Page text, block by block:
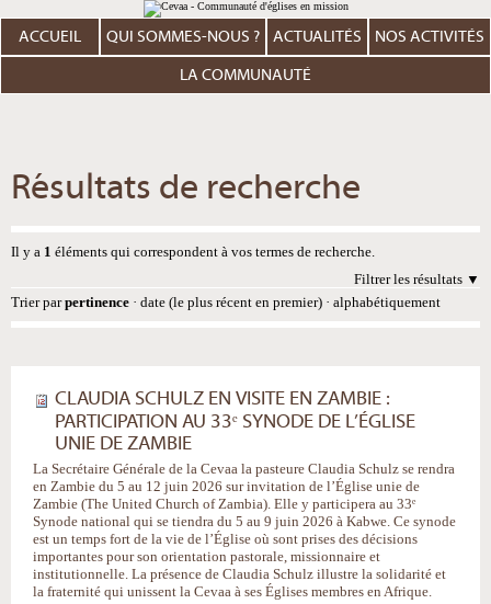
au
contenu.
Aller
personnels
ACCUEIL QUI SOMMES-NOUS ? ACTUALITÉS NOS ACTIVITÉS
LA COMMUNAUTÉ
Résultats de recherche
Il y a 1 éléments qui correspondent à vos termes de recherche.
Filtrer les résultats
Trier par pertinence · date (le plus récent en premier) · alphabétiquement
CLAUDIA SCHULZ EN VISITE EN ZAMBIE :
PARTICIPATION AU 33ᵉ SYNODE DE L’ÉGLISE
UNIE DE ZAMBIE
La Secrétaire Générale de la Cevaa la pasteure Claudia Schulz se rendra
en Zambie du 5 au 12 juin 2026 sur invitation de l’Église unie de
Zambie (The United Church of Zambia). Elle y participera au 33ᵉ
Synode national qui se tiendra du 5 au 9 juin 2026 à Kabwe. Ce synode
est un temps fort de la vie de l’Église où sont prises des décisions
importantes pour son orientation pastorale, missionnaire et
institutionnelle. La présence de Claudia Schulz illustre la solidarité et
la fraternité qui unissent la Cevaa à ses Églises membres en Afrique.